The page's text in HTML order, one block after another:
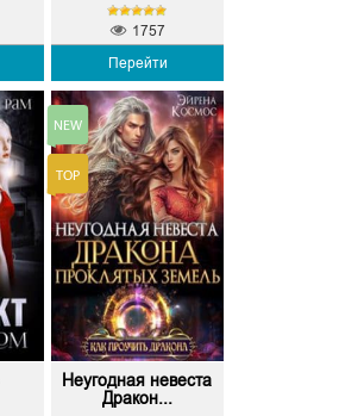
Перейти
1757
Неугодная невеста
Дракон...